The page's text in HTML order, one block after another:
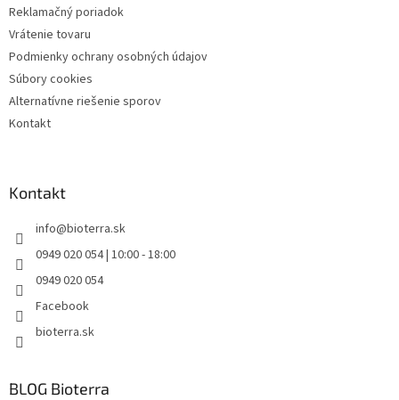
Reklamačný poriadok
Vrátenie tovaru
Podmienky ochrany osobných údajov
Súbory cookies
Alternatívne riešenie sporov
Kontakt
Kontakt
info@bioterra.sk
0949 020 054 | 10:00 - 18:00
0949 020 054
Facebook
bioterra.sk
BLOG Bioterra